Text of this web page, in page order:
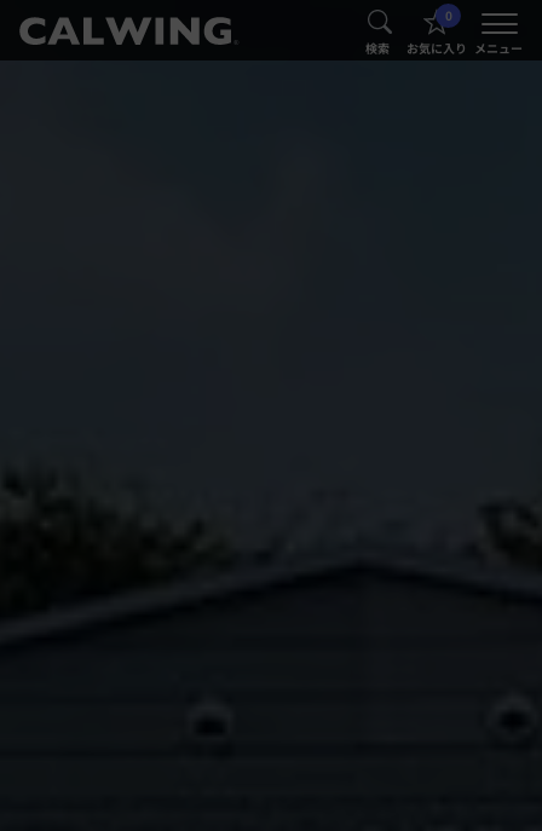
® 検索
0
お気に入り メニュー
®